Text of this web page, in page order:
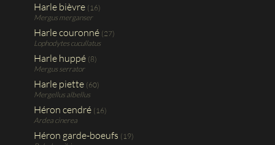
Harle bièvre (16)
Mergus merganser
Harle couronné (27)
Lophodytes cucullatus
Harle huppé (8)
Mergus serrator
Harle piette (60)
Mergellus albellus
Héron cendré (16)
Ardea cinerea
Héron garde-boeufs (19)